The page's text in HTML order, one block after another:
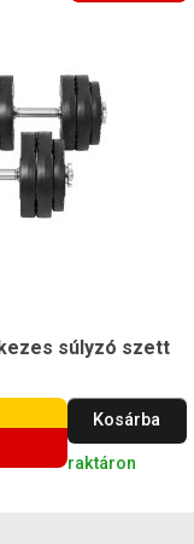
súlyzó szett
Kosárba
raktáron